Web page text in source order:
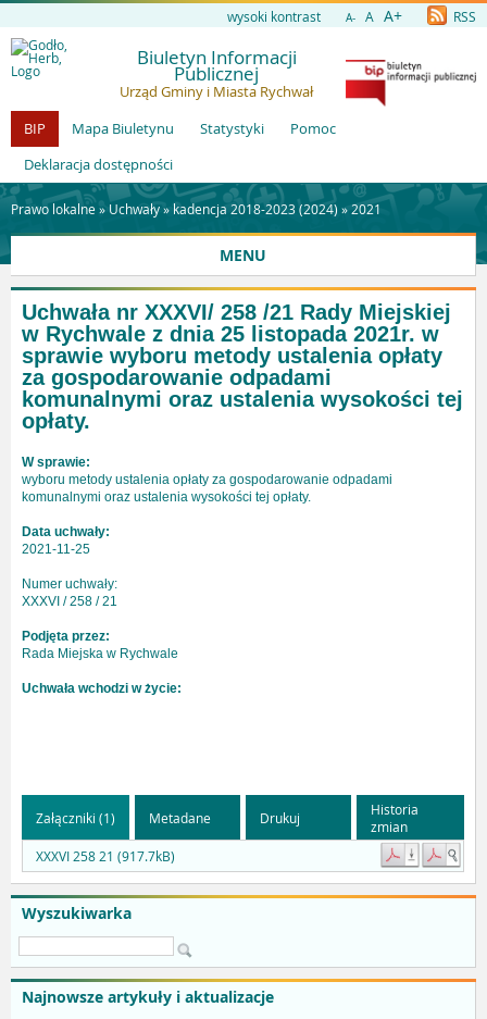
wysoki kontrast A- A A+ RSS
Biuletyn Informacji
Publicznej
Urząd Gminy i Miasta Rychwał
BIP
Mapa Biuletynu Statystyki
Pomoc
Deklaracja dostępności
Prawo lokalne » Uchwały» kadencja 2018-2023 (2024) »2021
MENU
Wyszukiwarka
Najnowsze artykuły i aktualizacje
Uchwała nr XXXVI/ 258 /21 Rady Miejskiej
w Rychwale z dnia 25 listopada 2021r. w
sprawie wyboru metody ustalenia opłaty
za gospodarowanie odpadami
komunalnymi oraz ustalenia wysokości tej
opłaty.
W sprawie:
wyboru metody ustalenia opłaty za gospodarowanie odpadami
komunalnymi oraz ustalenia wysokości tej opłaty.
Data uchwały:
2021-11-25
Numer uchwały:
XXXVI / 258 / 21
Podjęta przez:
Rada Miejska w Rychwale
Uchwała wchodzi w życie:
Załączniki (1) Metadane Drukuj
Historia
zmian
XXXVI 258 21 (917.7kB)